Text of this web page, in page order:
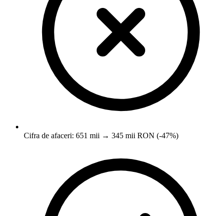
Cifra de afaceri: 651 mii → 345 mii RON (-47%)